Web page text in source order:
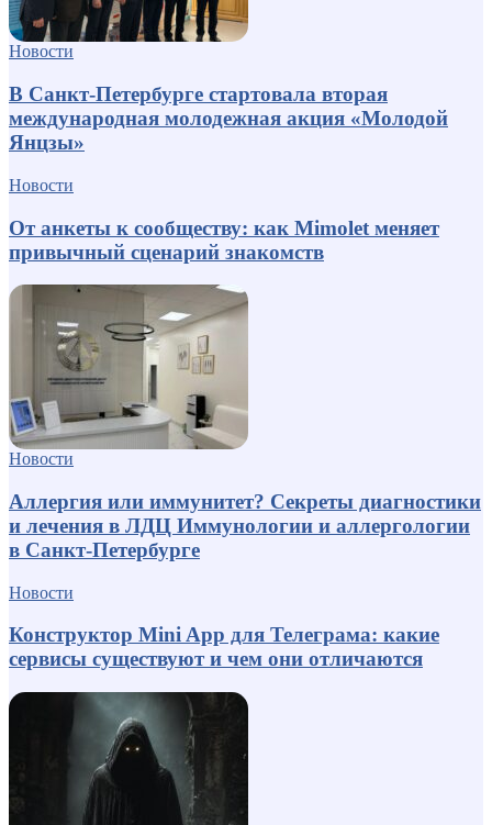
Новости
В Санкт-Петербурге стартовала вторая
международная молодежная акция «Молодой
Янцзы»
Новости
От анкеты к сообществу: как Mimolet меняет
привычный сценарий знакомств
Новости
Аллергия или иммунитет? Секреты диагностики
и лечения в ЛДЦ Иммунологии и аллергологии
в Санкт-Петербурге
Новости
Конструктор Mini App для Телеграма: какие
сервисы существуют и чем они отличаются